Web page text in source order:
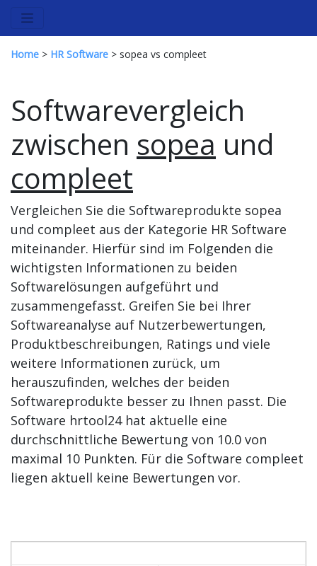
Home > HR Software > sopea vs compleet
Softwarevergleich
zwischen sopea und
compleet
Vergleichen Sie die Softwareprodukte sopea
und compleet aus der Kategorie HR Software
miteinander. Hierfür sind im Folgenden die
wichtigsten Informationen zu beiden
Softwarelösungen aufgeführt und
zusammengefasst. Greifen Sie bei Ihrer
Softwareanalyse auf Nutzerbewertungen,
Produktbeschreibungen, Ratings und viele
weitere Informationen zurück, um
herauszufinden, welches der beiden
Softwareprodukte besser zu Ihnen passt. Die
Software hrtool24 hat aktuelle eine
durchschnittliche Bewertung von 10.0 von
maximal 10 Punkten. Für die Software compleet
liegen aktuell keine Bewertungen vor.